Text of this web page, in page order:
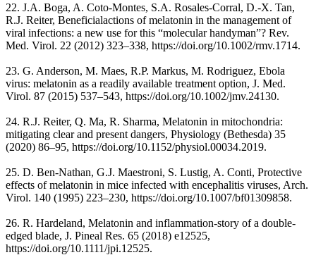
22. J.A. Boga, A. Coto-Montes, S.A. Rosales-Corral, D.-X. Tan,
R.J. Reiter, Beneficialactions of melatonin in the management of
viral infections: a new use for this “molecular handyman”? Rev.
Med. Virol. 22 (2012) 323–338, https://doi.org/10.1002/rmv.1714.
23. G. Anderson, M. Maes, R.P. Markus, M. Rodriguez, Ebola
virus: melatonin as a readily available treatment option, J. Med.
Virol. 87 (2015) 537–543, https://doi.org/10.1002/jmv.24130.
24. R.J. Reiter, Q. Ma, R. Sharma, Melatonin in mitochondria:
mitigating clear and present dangers, Physiology (Bethesda) 35
(2020) 86–95, https://doi.org/10.1152/physiol.00034.2019.
25. D. Ben-Nathan, G.J. Maestroni, S. Lustig, A. Conti, Protective
effects of melatonin in mice infected with encephalitis viruses, Arch.
Virol. 140 (1995) 223–230, https://doi.org/10.1007/bf01309858.
26. R. Hardeland, Melatonin and inflammation-story of a double-
edged blade, J. Pineal Res. 65 (2018) e12525,
https://doi.org/10.1111/jpi.12525.